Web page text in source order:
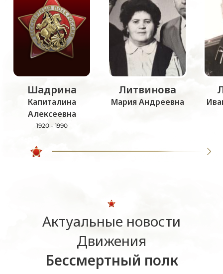
Шадрина
Капиталина
Алексеевна
1920 - 1990
Литвинова
Мария Андреевна
Актуальные новости
Движения
Бессмертный полк